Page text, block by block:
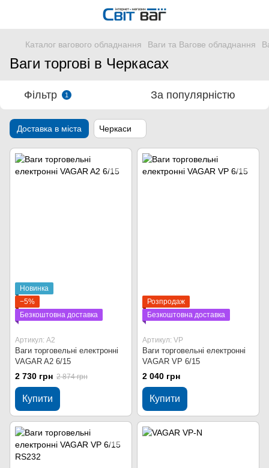
Каталог вагового обладнання Ваги та Вагове обладнання
Ваги торгові в Черкасах
Фільтр 1 За популярністю
Доставка в міста Черкаси
Новинка
−5%
Безкоштовна доставка
Артикул: A2
Ваги торговельні електронні
VAGAR A2 6/15
2 730 грн 2 874 грн
Купити
Розпродаж
Безкоштовна доставка
Артикул: VP
Ваги торговельні електронні
VAGAR VP 6/15
2 040 грн
Купити